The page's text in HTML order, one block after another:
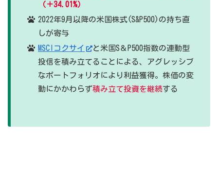
（＋34.01%）
2022年9月以降の米国株式(S&P500)の持ち直
しが寄与
MSCIコクサイ
と米国S＆P500指数の連動型
投信を積み立てることによる、アグレッシブ
なポートフォリオにより利益獲得。株価の変
動にかかわらず積み立て投資を継続する